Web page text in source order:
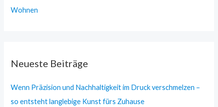
Wohnen
Neueste Beiträge
Wenn Präzision und Nachhaltigkeit im Druck verschmelzen –
so entsteht langlebige Kunst fürs Zuhause